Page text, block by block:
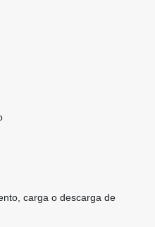
carga o descarga de